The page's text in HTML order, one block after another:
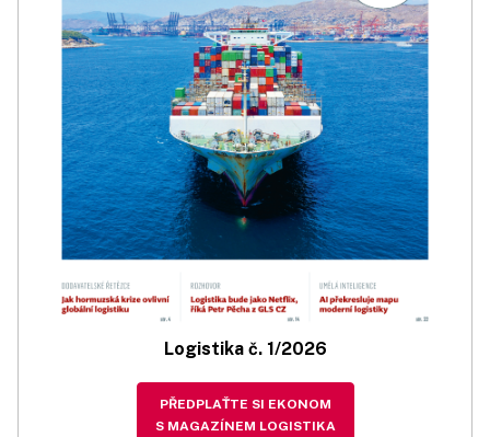
Logistika č. 1/2026
PŘEDPLAŤTE SI EKONOM
S MAGAZÍNEM LOGISTIKA